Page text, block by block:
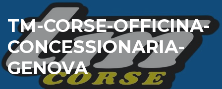
TM-CORSE-OFFICINA-
CONCESSIONARIA-
GENOVA